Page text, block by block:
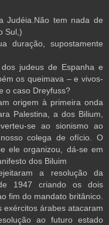
Judéia.Não tem nada de
Sul,)
duração, supostamente
judeus de Espanha e
os queimava – e vivos-
o caso Dreyfuss?
origem à primeira onda
Palestina, a dos Bilium,
se ao sionismo ao
colega de ofício. O
ele organizou, dá-se em
dos Biluim
a resolução da
1947 criando os dois
fim do mandato britânico.
exércitos árabes atacaram
ao futuro estado